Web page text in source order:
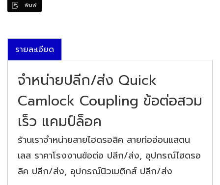
พิมพ์
รายละเอียด
จำหน่ายปลีก/ส่ง Quick
Camlock Coupling ข้อต่อสวม
เร็ว แคมป์ล็อค
ร้านเราจำหน่ายสายไฮดรอลิค สายท่ออ่อนแสตน
เลส ราคาโรงงานข้อต่อ ปลีก/ส่ง, อุปกรณ์ไฮดรอ
ลิค ปลีก/ส่ง, อุปกรณ์นิวเมติกส์ ปลีก/ส่ง